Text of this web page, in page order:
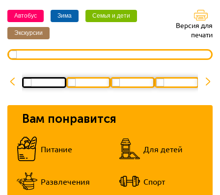
Автобус Зима Семья и дети
Экскурсии
Версия для
печати
Вам понравится
Питание Для детей
Развлечения Спорт